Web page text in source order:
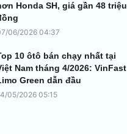
Honda SH, giá gần 48 triệu
06/2026 04:37
10 ôtô bán chạy nhất tại
Nam tháng 4/2026: VinFast
Green dẫn đầu
05/2026 05:15